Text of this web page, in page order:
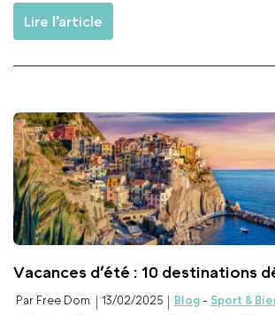
Lire l’article
Vacances d’été : 10 destinations
Par Free Dom 13/02/2025 Blog- Sport &